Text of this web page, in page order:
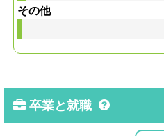
その他
卒業と就職